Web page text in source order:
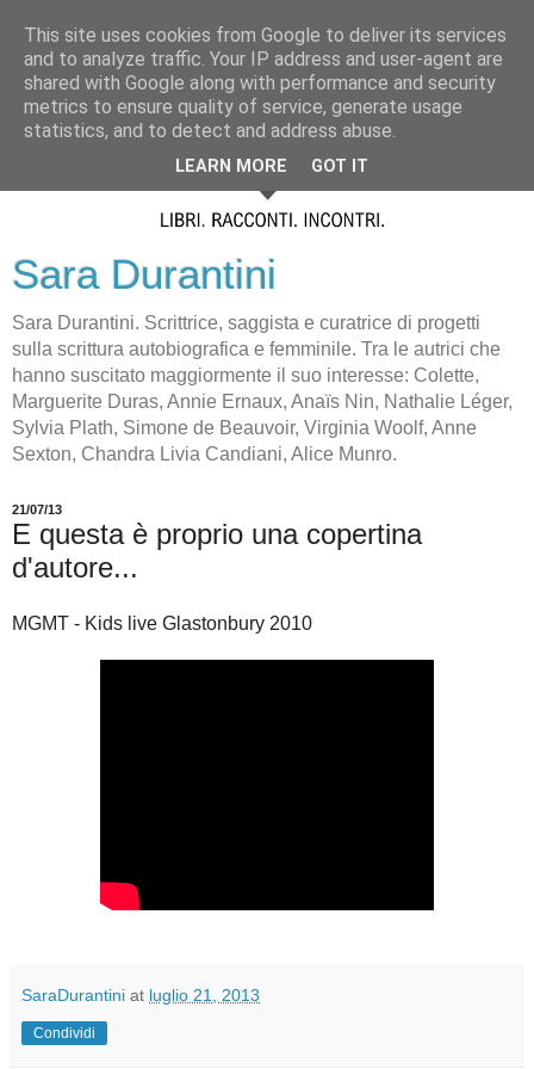
Sara Durantini
Sara Durantini. Scrittrice, saggista e curatrice di progetti
sulla scrittura autobiografica e femminile. Tra le autrici che
hanno suscitato maggiormente il suo interesse: Colette,
Marguerite Duras, Annie Ernaux, Anaïs Nin, Nathalie Léger,
Sylvia Plath, Simone de Beauvoir, Virginia Woolf, Anne
Sexton, Chandra Livia Candiani, Alice Munro.
21/07/13
E questa è proprio una copertina
d'autore...
MGMT - Kids live Glastonbury 2010
SaraDurantini at luglio 21, 2013
Condividi
This site uses cookies from Google to deliver its services
and to analyze traffic. Your IP address and user-agent are
shared with Google along with performance and security
metrics to ensure quality of service, generate usage
statistics, and to detect and address abuse.
LEARN MORE GOT IT